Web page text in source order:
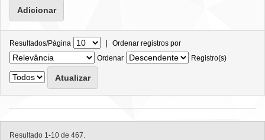
Resultados/Página | Ordenar registros por
Ordenar
Registro(s)
Resultado 1-10 de 467.